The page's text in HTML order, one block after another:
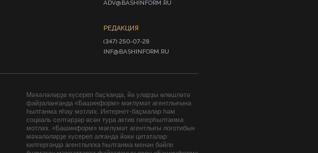
ADV@BASHINFORM.RU
РЕДАКЦИЯ
(347) 250-07-28
INF@BASHINFORM.RU
Мәҡәләләрҙе күсереп баҫҡанда, йә уларҙы өлөшләтә
файҙаланғанда «Башинформ» мәғлүмәт агентлығына
һылтанма яһау мотлаҡ. Интернет-баҫмалар һәм
социаль селтәрҙәр өсөн тура актив гиперһылтанма
мотлаҡ. «Башинформ» мәғлүмәт агентлығы логотибын
мәҡәләләрҙе күсереп алғанда йәки цитаталар
килтергәндә агентлыҡҡа һылтанма менән бәйле